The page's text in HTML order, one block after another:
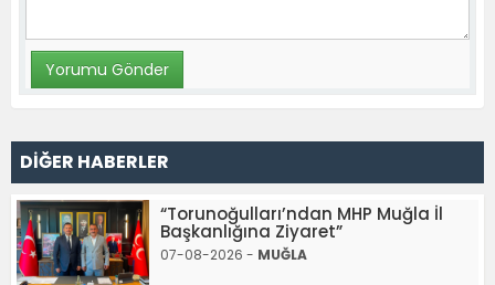
DİĞER HABERLER
“Torunoğulları’ndan MHP Muğla İl
Başkanlığına Ziyaret”
07-08-2026 - MUĞLA